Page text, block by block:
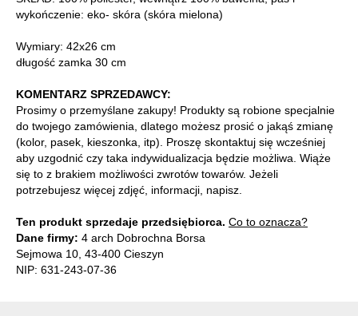
wykończenie: eko- skóra (skóra mielona)
Wymiary: 42x26 cm
długość zamka 30 cm
KOMENTARZ SPRZEDAWCY:
Prosimy o przemyślane zakupy! Produkty są robione specjalnie
do twojego zamówienia, dlatego możesz prosić o jakąś zmianę
(kolor, pasek, kieszonka, itp). Proszę skontaktuj się wcześniej
aby uzgodnić czy taka indywidualizacja będzie możliwa. Wiąże
się to z brakiem możliwości zwrotów towarów. Jeżeli
potrzebujesz więcej zdjęć, informacji, napisz.
Ten produkt sprzedaje przedsiębiorca. Co to oznacza?
Dane firmy: 4 arch Dobrochna Borsa
Sejmowa 10, 43-400 Cieszyn
NIP: 631-243-07-36